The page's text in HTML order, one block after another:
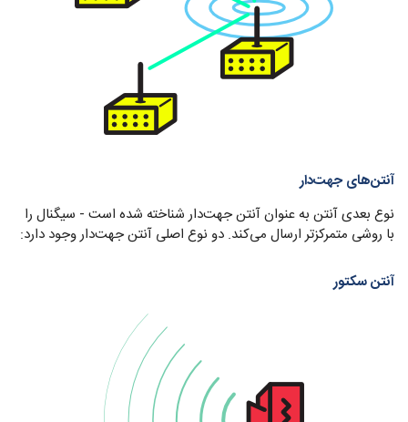
آنتن‌های جهت‌دار
نوع بعدی آنتن به عنوان آنتن جهت‌دار شناخته شده است - سیگنال را
با روشی متمرکز‌تر ارسال می‌کند. دو نوع اصلی آنتن جهت‌دار وجود دارد:
آنتن سکتور